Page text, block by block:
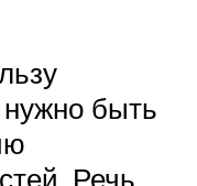
нужно быть
Речь